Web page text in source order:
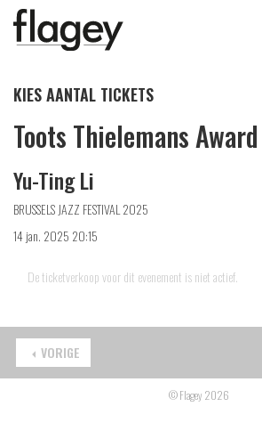
KIES AANTAL TICKETS
Toots Thielemans Award
Yu-Ting Li
BRUSSELS JAZZ FESTIVAL 2025
14 jan. 2025 20:15
De ticketverkoop voor dit evenement is niet actief.
VORIGE
© Flagey 2026